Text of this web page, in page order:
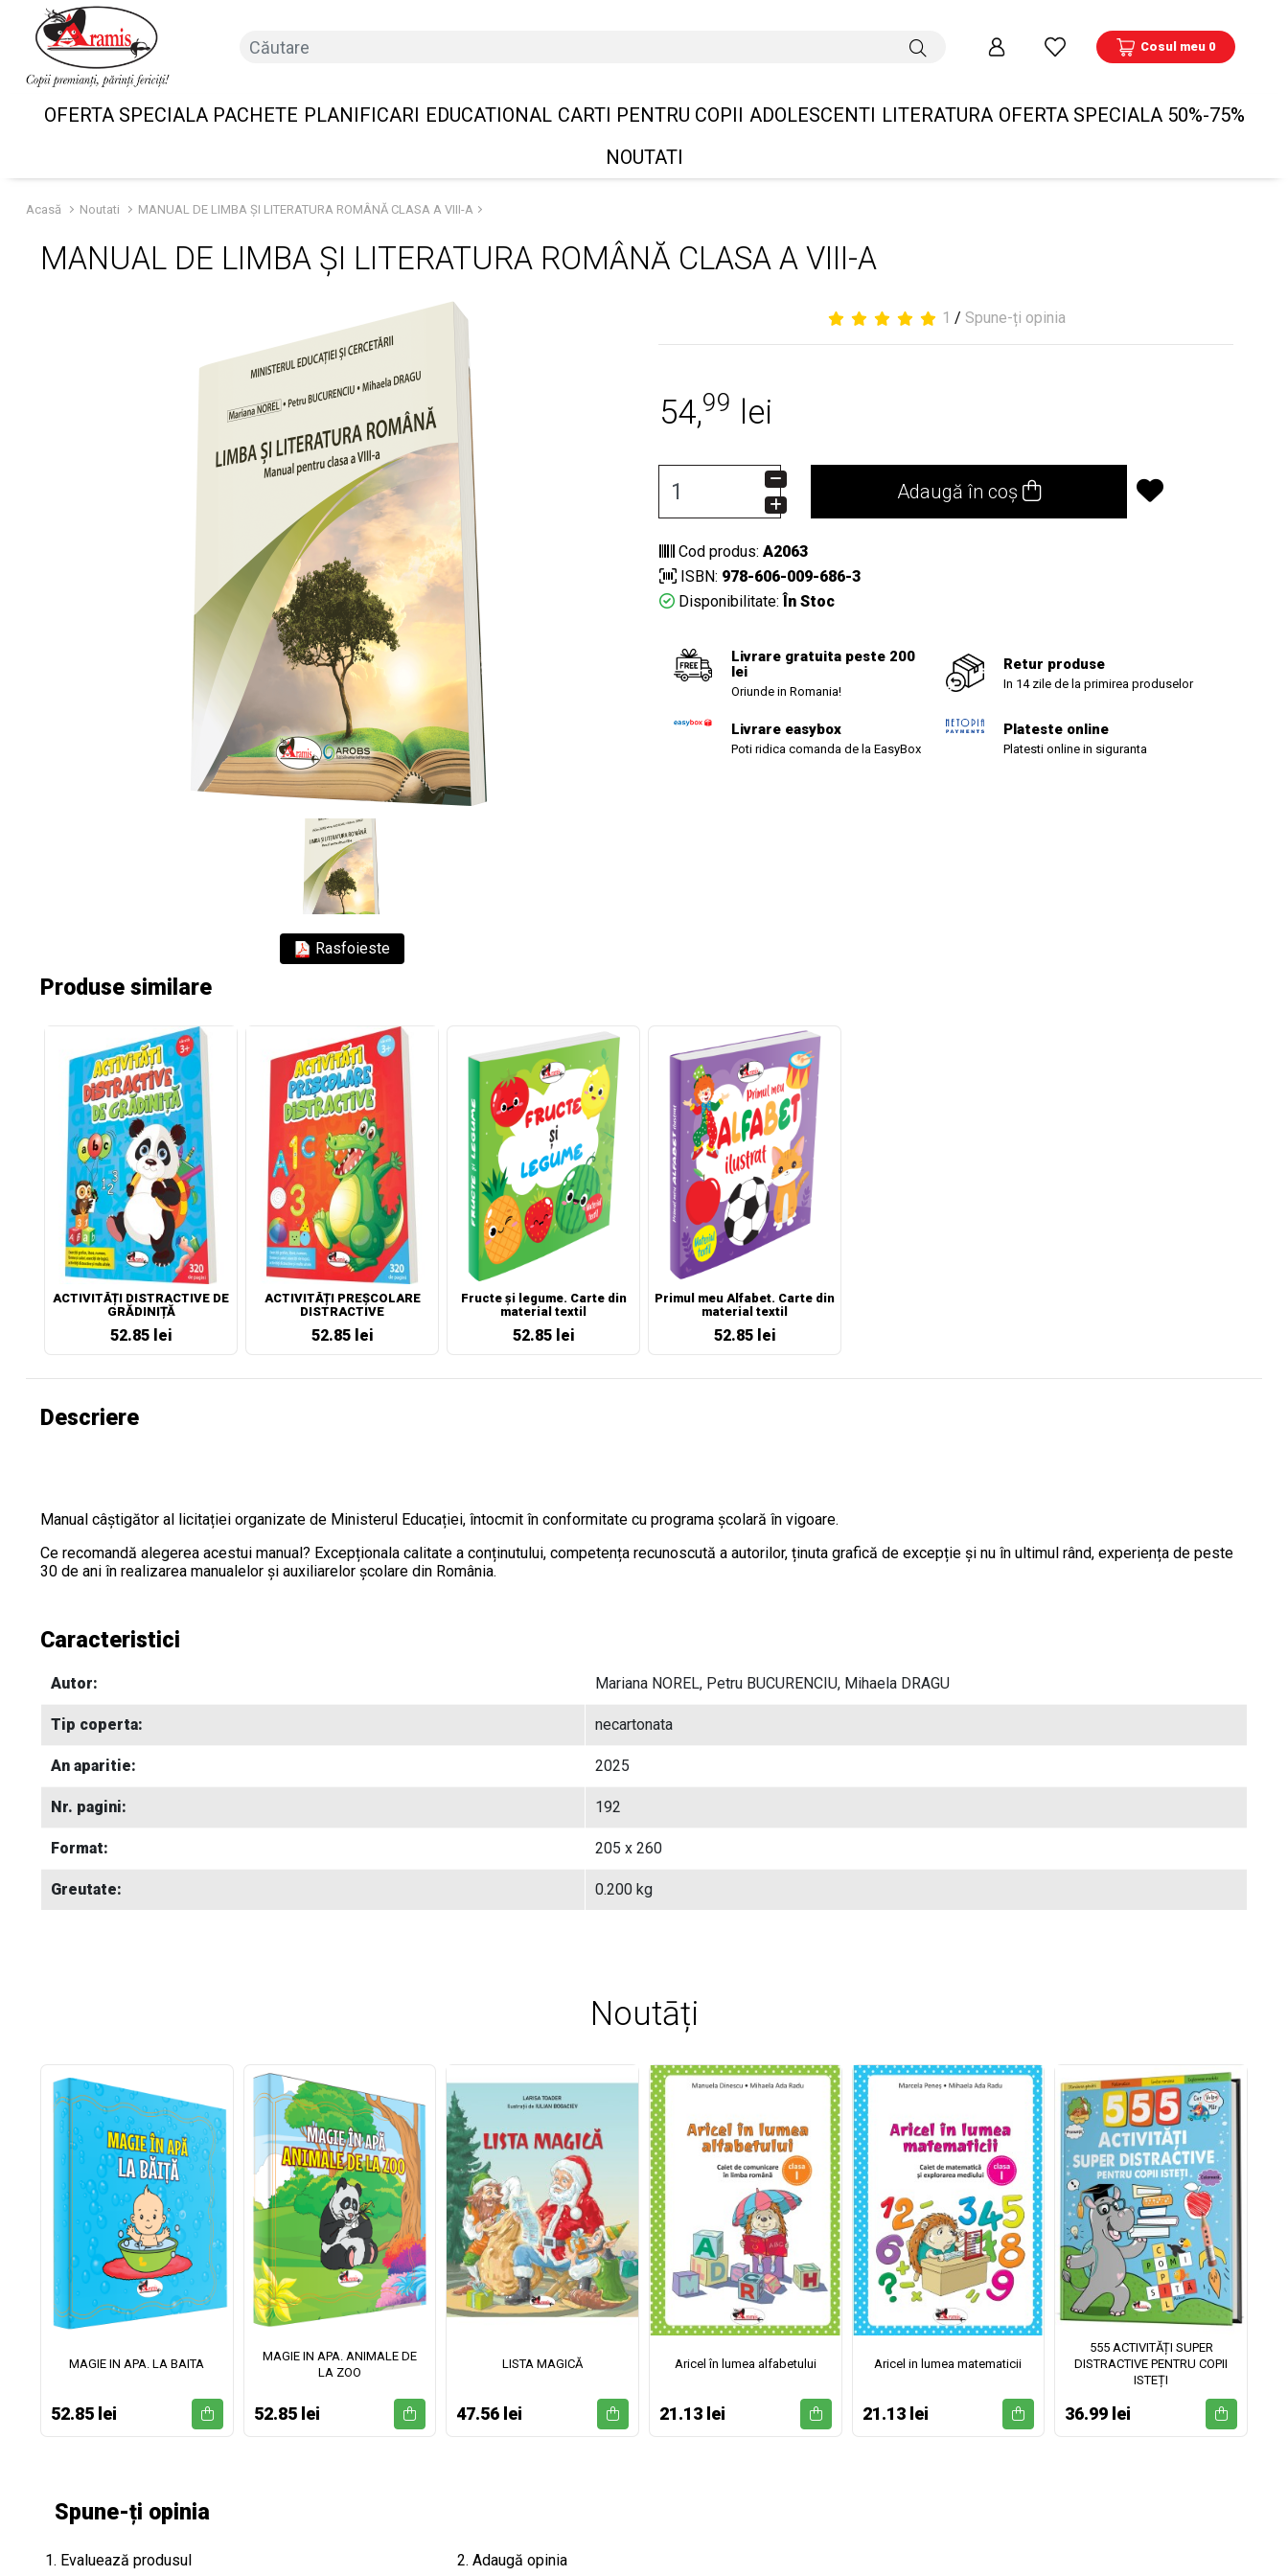
Cosul meu 0
OFERTA SPECIALA PACHETE PLANIFICARI EDUCATIONAL CARTI PENTRU COPII ADOLESCENTI LITERATURA OFERTA SPECIALA 50%-75%
NOUTATI
Acasă Noutati MANUAL DE LIMBA ȘI LITERATURA ROMÂNĂ CLASA A VIII-A
MANUAL DE LIMBA ȘI LITERATURA ROMÂNĂ CLASA A VIII-A
Rasfoieste
1 / Spune-ți opinia
54,99 lei
Adaugă în coș
Cod produs: A2063
ISBN: 978-606-009-686-3
Disponibilitate: În Stoc
Livrare gratuita peste 200
lei
Oriunde in Romania!
Retur produse
In 14 zile de la primirea produselor
Livrare easybox
Poti ridica comanda de la EasyBox
Plateste online
Platesti online in siguranta
Produse similare
ACTIVITĂȚI DISTRACTIVE DE
GRĂDINIȚĂ
52.85 lei
ACTIVITĂȚI PREȘCOLARE
DISTRACTIVE
52.85 lei
Fructe și legume. Carte din
material textil
52.85 lei
Primul meu Alfabet. Carte din
material textil
52.85 lei
Descriere
Manual câștigător al licitației organizate de Ministerul Educației, întocmit în conformitate cu programa școlară în vigoare.
Ce recomandă alegerea acestui manual? Excepționala calitate a conținutului, competența recunoscută a autorilor, ținuta grafică de excepție și nu în ultimul rând, experiența de peste
30 de ani în realizarea manualelor și auxiliarelor școlare din România.
Caracteristici
Autor: Mariana NOREL, Petru BUCURENCIU, Mihaela DRAGU
Tip coperta: necartonata
An aparitie: 2025
Nr. pagini: 192
Format: 205 x 260
Greutate: 0.200 kg
Noutāți
MAGIE IN APA. LA BAITA
52.85 lei
MAGIE IN APA. ANIMALE DE
LA ZOO
52.85 lei
LISTA MAGICĂ
47.56 lei
Aricel în lumea alfabetului
21.13 lei
Aricel in lumea matematicii
21.13 lei
555 ACTIVITĂȚI SUPER
DISTRACTIVE PENTRU COPII
ISTEȚI
36.99 lei
Spune-ți opinia
1. Evaluează produsul 2. Adaugă opinia